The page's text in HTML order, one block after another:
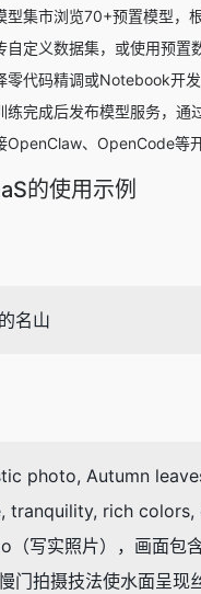
型集市浏览70+预置模型，
自定义数据集，或使用预置
零代码精调或Notebook开
练完成后发布模型服务，通
OpenClaw、OpenCode等
的使用示例
名山
photo, Autumn
tranquility, rich
写实照片），画面包
门拍摄技法使水面呈现